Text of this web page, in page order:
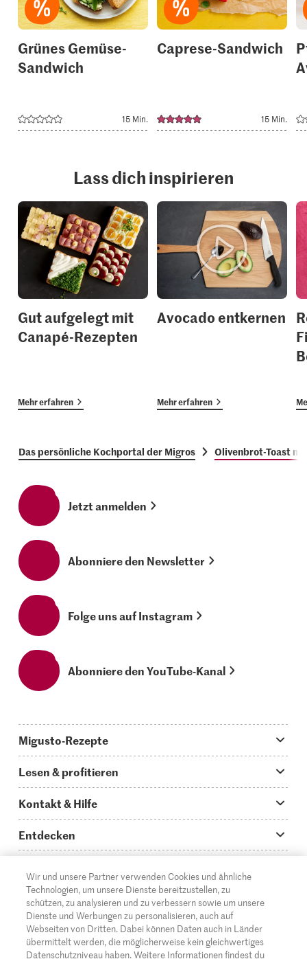
Grünes Gemüse-
Sandwich
15 Min.
Caprese-Sandwich
15 Min.
Lass dich inspirieren
Gut aufgelegt mit
Canapé-Rezepten
Mehr erfahren
Avocado entkernen
Mehr erfahren
Das persönliche Kochportal der Migros Olivenbrot-Toast
Jetzt anmelden
Abonniere den Newsletter
Folge uns auf Instagram
Abonniere den YouTube-Kanal
Migusto-Rezepte
Was koche ich heute?
Hauptgerichte
Schnelle & einfache Rezepte
Apéro & Fingerfood
Backen
Rezepte für Familien & Kinder
Lesen & profitieren
Storys
How to-Videos
Glossar
Migusto Login
Migusto Printmagazin
Kontakt & Hilfe
Infos zum Kochen mit Migusto
Kontakt
Mediadaten Werbetreibende
Impressum
Entdecken
Supermarkt
Migros Online
Über die Migros
Filialen
© 2026 Migros-Genossenschafts-Bund
DE FR IT
Wir und unsere Partner verwenden Cookies und ähnliche
Technologien, um unsere Dienste bereitzustellen, zu
schützen, zu analysieren und zu verbessern sowie um unsere
Dienste und Werbungen zu personalisieren, auch auf
Webseiten von Dritten. Dabei können Daten auch in Länder
übermittelt werden, die möglicherweise kein gleichwertiges
Datenschutzniveau haben. Weitere Informationen findest du